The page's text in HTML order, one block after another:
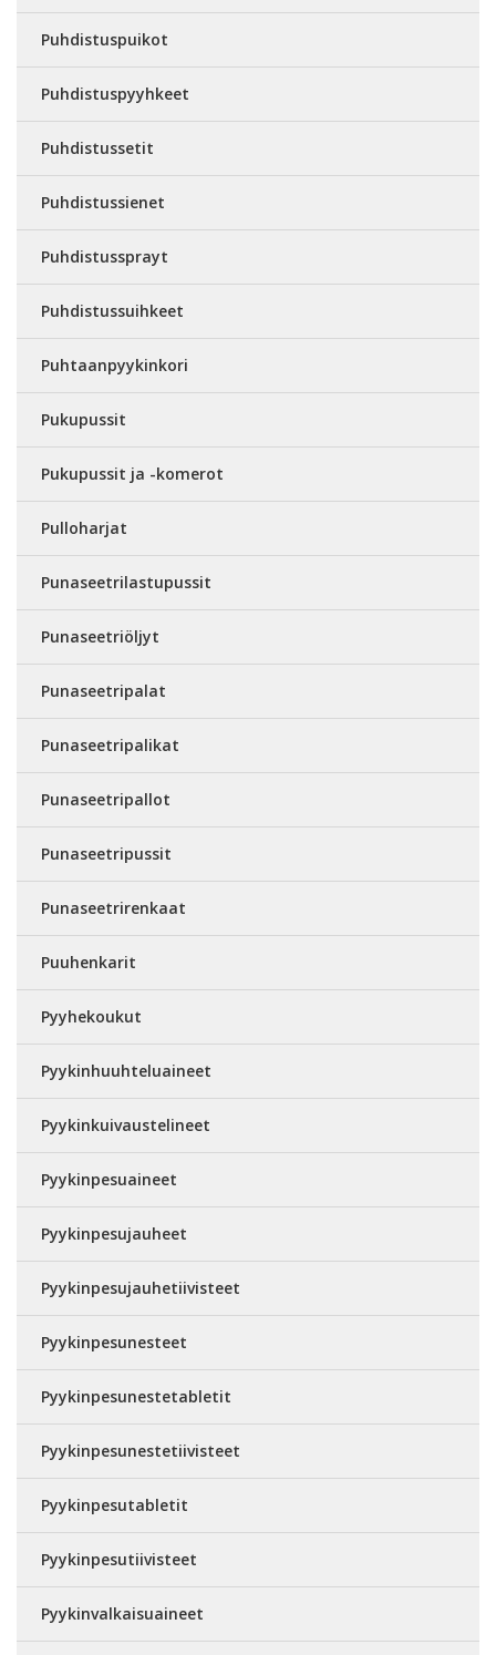
Puhdistuspuikot
Puhdistuspyyhkeet
Puhdistussetit
Puhdistussienet
Puhdistussprayt
Puhdistussuihkeet
Puhtaanpyykinkori
Pukupussit
Pukupussit ja -komerot
Pulloharjat
Punaseetrilastupussit
Punaseetriöljyt
Punaseetripalat
Punaseetripalikat
Punaseetripallot
Punaseetripussit
Punaseetrirenkaat
Puuhenkarit
Pyyhekoukut
Pyykinhuuhteluaineet
Pyykinkuivaustelineet
Pyykinpesuaineet
Pyykinpesujauheet
Pyykinpesujauhetiivisteet
Pyykinpesunesteet
Pyykinpesunestetabletit
Pyykinpesunestetiivisteet
Pyykinpesutabletit
Pyykinpesutiivisteet
Pyykinvalkaisuaineet